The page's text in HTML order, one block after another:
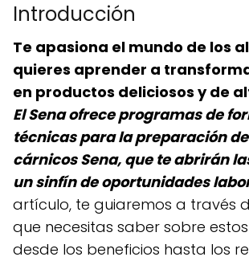
Introducción
Te apasiona el mundo de los
quieres aprender a
en productos deliciosos y de
El Sena ofrece programas de
técnicas para la preparación
cárnicos Sena, que te abrirán
un sinfín de oportunidades
artículo, te guiaremos a través
que necesitas saber sobre
desde los beneficios hasta los